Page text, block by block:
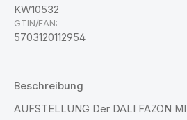
KW10532
GTIN/EAN:
5703120112954
Beschreibung
AUFSTELLUNG Der DALI FAZON